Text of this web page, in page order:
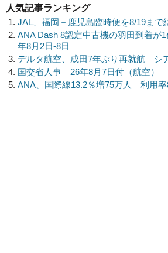
人気記事ランキング
JAL、福岡－鹿児島臨時便を8/19ま
ANA Dash 8認定中古機の羽田到着
年8月2日-8日
デルタ航空、成田7年ぶり再就航 シ
国交省人事 26年8月7日付（航空）
ANA、国際線13.2％増75万人 利用率